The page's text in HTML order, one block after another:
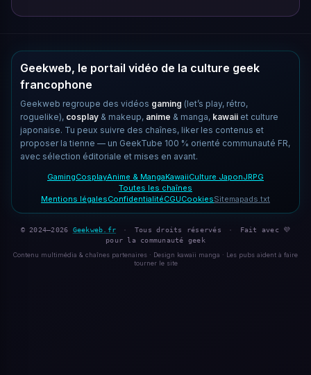
Geekweb, le portail vidéo de la culture geek
francophone
Geekweb regroupe des vidéos gaming (let’s play, rétro,
roguelike), cosplay & makeup, anime & manga, kawaii et culture
japonaise. Tu peux suivre des chaînes, liker les contenus et
proposer la tienne — un GeekTube 100 % orienté communauté FR,
avec sélection éditoriale et mises en avant.
GamingCosplayAnime & MangaKawaiiCulture JaponJRPG
Toutes les chaînes
Mentions légalesConfidentialitéCGUCookiesSitemapads.txt
© 2024–2026 Geekweb.fr · Tous droits réservés ·
Fait avec 💜
pour la communauté geek
Contenu multimédia & chaînes partenaires · Design kawaii manga · Les pubs aident à faire
tourner le site